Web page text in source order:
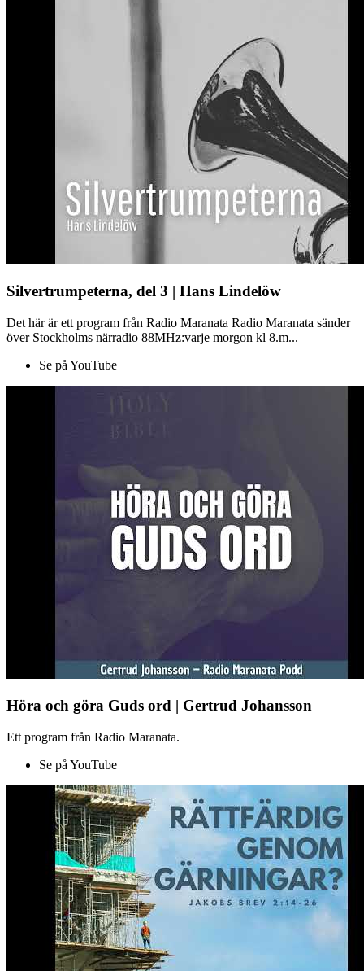
Silvertrumpeterna, del 3 | Hans Lindelöw
Det här är ett program från Radio Maranata Radio Maranata sänder
över Stockholms närradio 88MHz:varje morgon kl 8.m...
Se på YouTube
Höra och göra Guds ord | Gertrud Johansson
Ett program från Radio Maranata.
Se på YouTube